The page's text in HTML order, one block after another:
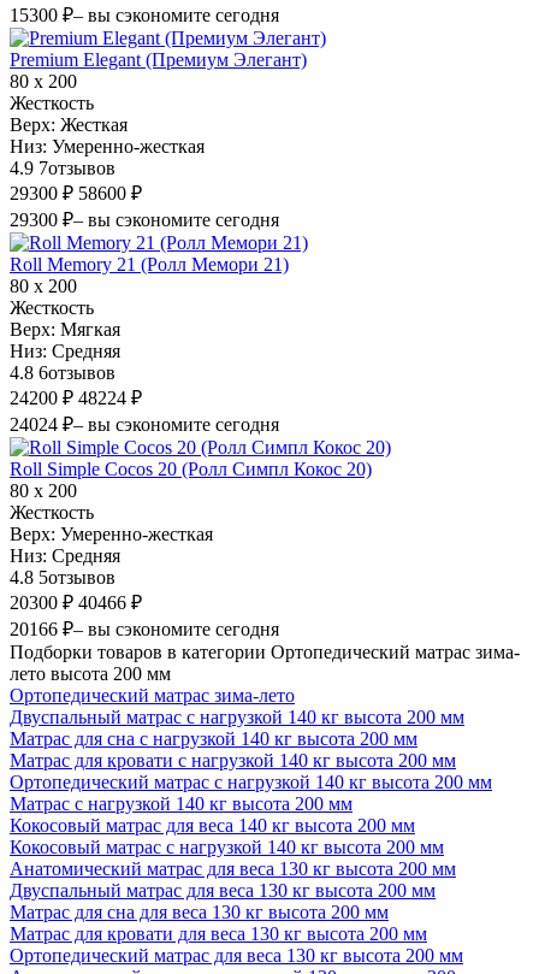
15300 ₽– вы сэкономите сегодня
Premium Elegant (Премиум Элегант)
80 х 200
Жесткость
Верх: Жесткая
Низ: Умеренно-жесткая
4.9 7отзывов
29300 ₽ 58600 ₽
29300 ₽– вы сэкономите сегодня
Roll Memory 21 (Ролл Мемори 21)
80 х 200
Жесткость
Верх: Мягкая
Низ: Средняя
4.8 6отзывов
24200 ₽ 48224 ₽
24024 ₽– вы сэкономите сегодня
Roll Simple Cocos 20 (Ролл Симпл Кокос 20)
80 х 200
Жесткость
Верх: Умеренно-жесткая
Низ: Средняя
4.8 5отзывов
20300 ₽ 40466 ₽
20166 ₽– вы сэкономите сегодня
Подборки товаров в категории Ортопедический матрас зима-
лето высота 200 мм
Ортопедический матрас зима-лето
Двуспальный матрас с нагрузкой 140 кг высота 200 мм
Матрас для сна с нагрузкой 140 кг высота 200 мм
Матрас для кровати с нагрузкой 140 кг высота 200 мм
Ортопедический матрас с нагрузкой 140 кг высота 200 мм
Матрас с нагрузкой 140 кг высота 200 мм
Кокосовый матрас для веса 140 кг высота 200 мм
Кокосовый матрас с нагрузкой 140 кг высота 200 мм
Анатомический матрас для веса 130 кг высота 200 мм
Двуспальный матрас для веса 130 кг высота 200 мм
Матрас для сна для веса 130 кг высота 200 мм
Матрас для кровати для веса 130 кг высота 200 мм
Ортопедический матрас для веса 130 кг высота 200 мм